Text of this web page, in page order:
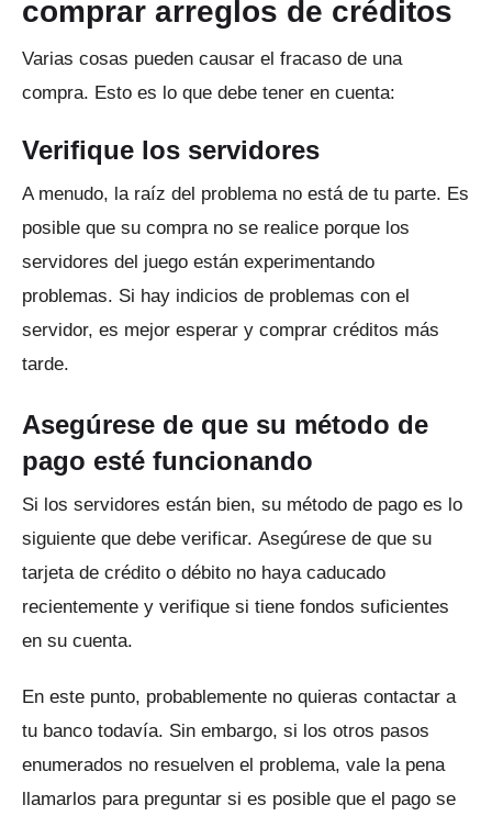
comprar arreglos de créditos
Varias cosas pueden causar el fracaso de una
compra. Esto es lo que debe tener en cuenta:
Verifique los servidores
A menudo, la raíz del problema no está de tu parte. Es
posible que su compra no se realice porque los
servidores del juego están experimentando
problemas. Si hay indicios de problemas con el
servidor, es mejor esperar y comprar créditos más
tarde.
Asegúrese de que su método de
pago esté funcionando
Si los servidores están bien, su método de pago es lo
siguiente que debe verificar. Asegúrese de que su
tarjeta de crédito o débito no haya caducado
recientemente y verifique si tiene fondos suficientes
en su cuenta.
En este punto, probablemente no quieras contactar a
tu banco todavía. Sin embargo, si los otros pasos
enumerados no resuelven el problema, vale la pena
llamarlos para preguntar si es posible que el pago se